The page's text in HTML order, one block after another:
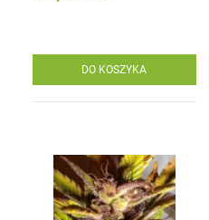
DO KOSZYKA